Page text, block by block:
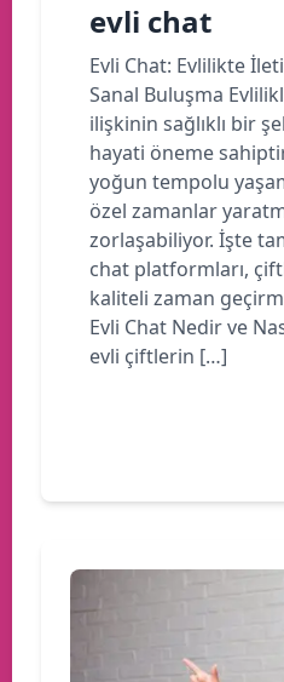
evli chat
Evli Chat: Evlilikte
Sanal Buluşma
ilişkinin sağlıklı bir
hayati öneme
yoğun tempolu
özel zamanlar
zorlaşabiliyor. İşte
chat platformları,
kaliteli zaman
Evli Chat Nedir ve
evli çiftlerin […]